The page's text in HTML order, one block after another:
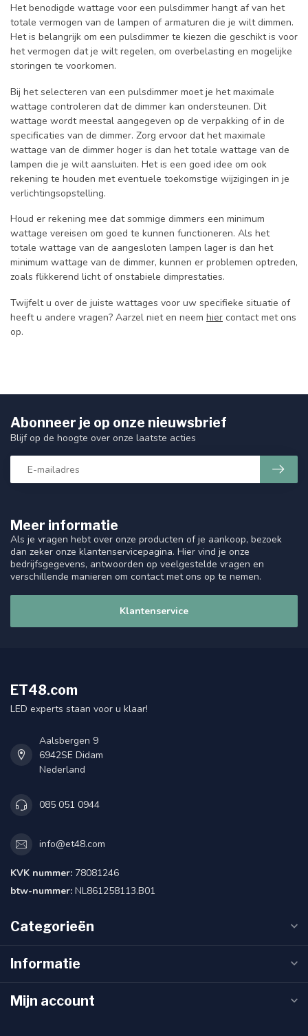
Het benodigde wattage voor een pulsdimmer hangt af van het
totale vermogen van de lampen of armaturen die je wilt dimmen.
Het is belangrijk om een pulsdimmer te kiezen die geschikt is voor
het vermogen dat je wilt regelen, om overbelasting en mogelijke
storingen te voorkomen.
Bij het selecteren van een pulsdimmer moet je het maximale
wattage controleren dat de dimmer kan ondersteunen. Dit
wattage wordt meestal aangegeven op de verpakking of in de
specificaties van de dimmer. Zorg ervoor dat het maximale
wattage van de dimmer hoger is dan het totale wattage van de
lampen die je wilt aansluiten. Het is een goed idee om ook
rekening te houden met eventuele toekomstige wijzigingen in je
verlichtingsopstelling.
Houd er rekening mee dat sommige dimmers een minimum
wattage vereisen om goed te kunnen functioneren. Als het
totale wattage van de aangesloten lampen lager is dan het
minimum wattage van de dimmer, kunnen er problemen optreden,
zoals flikkerend licht of onstabiele dimprestaties.
Twijfelt u over de juiste wattages voor uw specifieke situatie of
heeft u andere vragen? Aarzel niet en neem hier contact met ons
op.
Meer informatie
Als je vragen hebt over onze producten of je aankoop, bezoek
dan zeker onze klantenservicepagina. Hier vind je onze
bedrijfsgegevens, antwoorden op veelgestelde vragen en
verschillende manieren om contact met ons op te nemen.
Klantenservice
Abonneer je op onze nieuwsbrief
Blijf op de hoogte over onze laatste acties
ET48.com
LED experts staan voor u klaar!
Aalsbergen 9
6942SE Didam
Nederland
085 051 0944
info@et48.com
KVK nummer: 78081246
btw-nummer: NL861258113.B01
Categorieën
Informatie
Mijn account